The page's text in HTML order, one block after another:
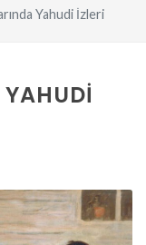
Yahudi İzleri